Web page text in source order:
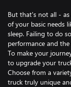
But that's not all -
of your basic needs
sleep. Failing to do
performance and
To make your
to upgrade your
Choose from a
truck truly unique